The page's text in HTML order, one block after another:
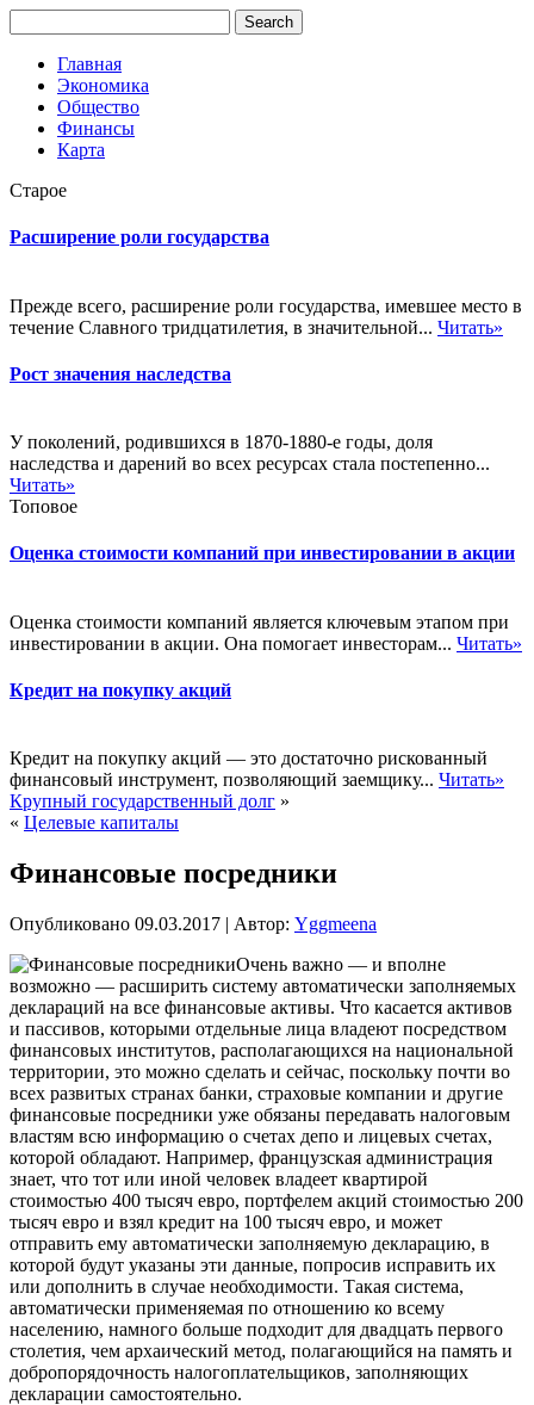
Главная
Экономика
Общество
Финансы
Карта
Старое
Расширение роли государства
Прежде всего, расширение роли государства, имевшее место в
течение Славного тридцатилетия, в значительной... Читать»
Рост значения наследства
У поколений, родившихся в 1870-1880-е годы, доля
наследства и дарений во всех ресурсах стала постепенно...
Читать»
Топовое
Оценка стоимости компаний при инвестировании в акции
Оценка стоимости компаний является ключевым этапом при
инвестировании в акции. Она помогает инвесторам... Читать»
Кредит на покупку акций
Кредит на покупку акций — это достаточно рискованный
финансовый инструмент, позволяющий заемщику... Читать»
Крупный государственный долг »
« Целевые капиталы
Финансовые посредники
Опубликовано 09.03.2017 | Автор: Yggmeena
Очень важно — и вполне
возможно — расширить систему автоматически заполняемых
деклараций на все финансовые активы. Что касается активов
и пассивов, которыми отдельные лица владеют посредством
финансовых институтов, располагающихся на национальной
территории, это можно сделать и сейчас, поскольку почти во
всех развитых странах банки, страховые компании и другие
финансовые посредники уже обязаны передавать налоговым
властям всю информацию о счетах депо и лицевых счетах,
которой обладают. Например, французская администрация
знает, что тот или иной человек владеет квартирой
стоимостью 400 тысяч евро, портфелем акций стоимостью 200
тысяч евро и взял кредит на 100 тысяч евро, и может
отправить ему автоматически заполняемую декларацию, в
которой будут указаны эти данные, попросив исправить их
или дополнить в случае необходимости. Такая система,
автоматически применяемая по отношению ко всему
населению, намного больше подходит для двадцать первого
столетия, чем архаический метод, полагающийся на память и
добропорядочность налогоплательщиков, заполняющих
декларации самостоятельно.